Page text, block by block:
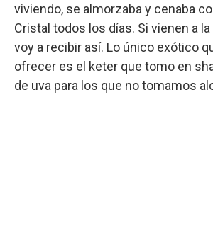
viviendo, se almorzaba y cenaba
Cristal todos los días. Si vienen a la
voy a recibir así. Lo único exótico
ofrecer es el keter que tomo en
de uva para los que no tomamos